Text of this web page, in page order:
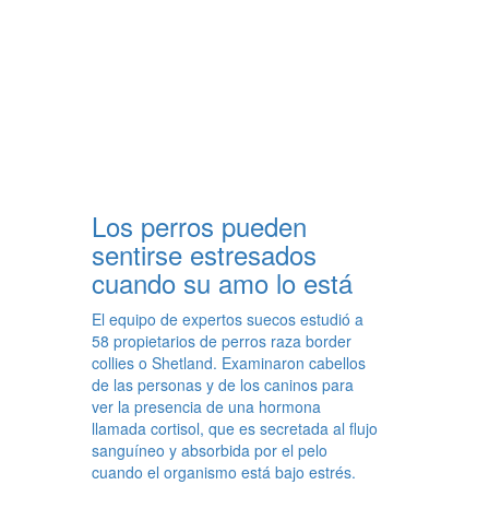
Los perros pueden
sentirse estresados
cuando su amo lo está
El equipo de expertos suecos estudió a
58 propietarios de perros raza border
collies o Shetland. Examinaron cabellos
de las personas y de los caninos para
ver la presencia de una hormona
llamada cortisol, que es secretada al flujo
sanguíneo y absorbida por el pelo
cuando el organismo está bajo estrés.